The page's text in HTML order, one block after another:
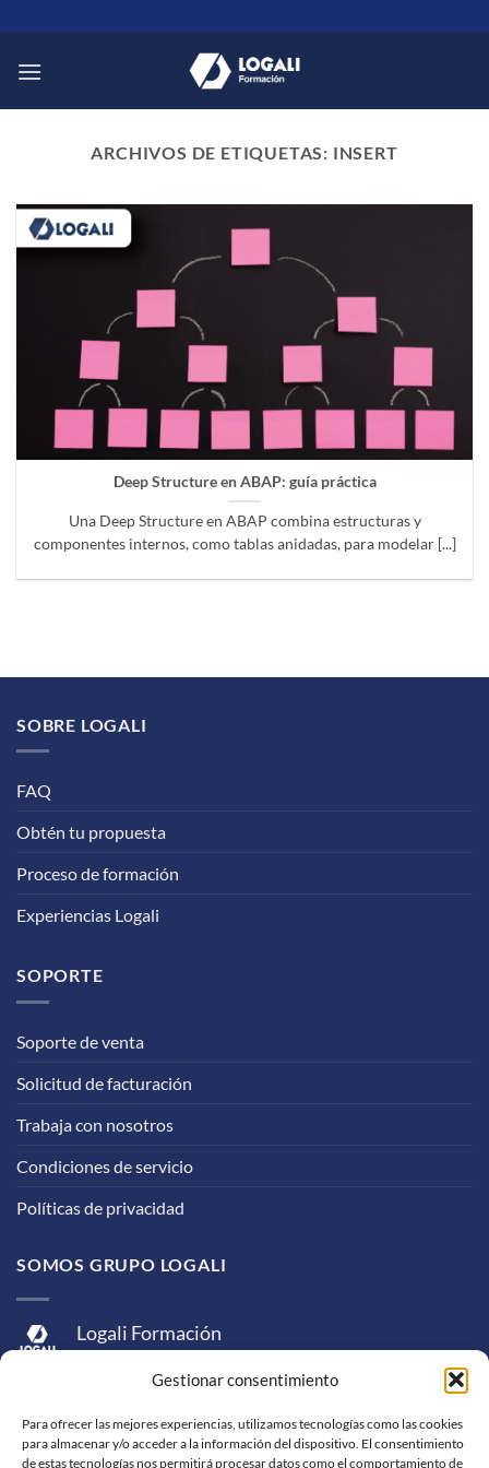
Gestionar consentimiento
Para ofrecer las mejores experiencias, utilizamos tecnologías como las cookies
para almacenar y/o acceder a la información del dispositivo. El consentimiento
de estas tecnologías nos permitirá procesar datos como el comportamiento de
al
contenido
ARCHIVOS DE ETIQUETAS: INSERT
Deep Structure en ABAP: guía práctica
Una Deep Structure en ABAP combina estructuras y
componentes internos, como tablas anidadas, para modelar [...]
SOBRE LOGALI
FAQ
Obtén tu propuesta
Proceso de formación
Experiencias Logali
SOPORTE
Soporte de venta
Solicitud de facturación
Trabaja con nosotros
Condiciones de servicio
Políticas de privacidad
SOMOS GRUPO LOGALI
Logali Formación
Logali Consultoría
Logali Ingeniería